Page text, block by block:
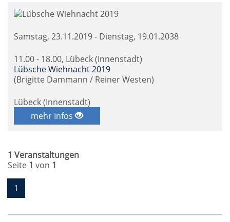
Samstag, 23.11.2019 - Dienstag, 19.01.2038
11.00 - 18.00, Lübeck (Innenstadt)
Lübsche Wiehnacht 2019
(Brigitte Dammann / Reiner Westen)
Lübeck (Innenstadt)
mehr Infos
1 Veranstaltungen
Seite 1 von 1
1